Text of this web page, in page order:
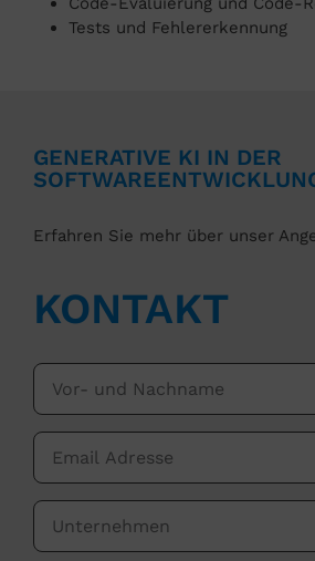
Tests und Fehlererkennung
GENERATIVE KI IN DER
Erfahren Sie mehr über unser
KONTAKT